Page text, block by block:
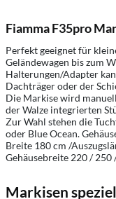
Fiamma F35pro
Perfekt geeignet für
Geländewagen bis zum
Halterungen/Adapter
Dachträger oder der
Die Markise wird
der Walze integrierten
Zur Wahl stehen die
oder Blue Ocean.
Breite 180 cm /
Gehäusebreite 220 / 250
Markisen